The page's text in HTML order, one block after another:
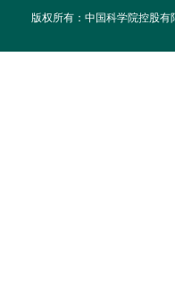
版权所有：中国科学院控股